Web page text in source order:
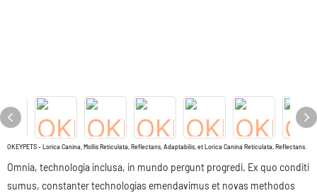
OKEYPETS - Lorica Canina, Mollis Reticulata, Reflectans, Adaptabilis, et Lorica Canina Reticulata, Reflectans.
Omnia, technologia inclusa, in mundo pergunt progredi. Ex quo conditi
sumus, constanter technologias emendavimus et novas methodos